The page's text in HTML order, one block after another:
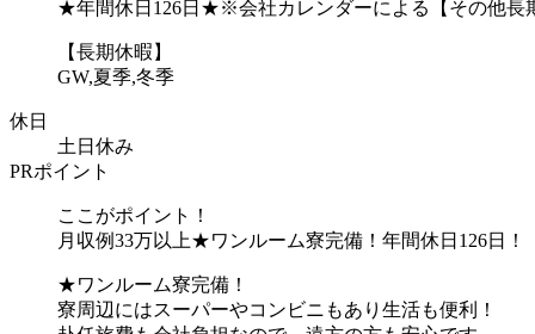
★年間休日126日★※会社カレンダーによる【その他長
【長期休暇】
GW,夏季,冬季
休日
土日休み
PRポイント
ここがポイント！
月収例33万以上★ワンルーム寮完備！年間休日126日！
★ワンルーム寮完備！
寮周辺にはスーパーやコンビニもあり生活も便利！